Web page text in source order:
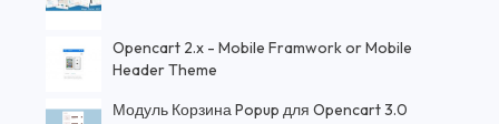
Opencart 2.x - Mobile Framwork or Mobile
Header Theme
Модуль Корзина Popup для Opencart 3.0